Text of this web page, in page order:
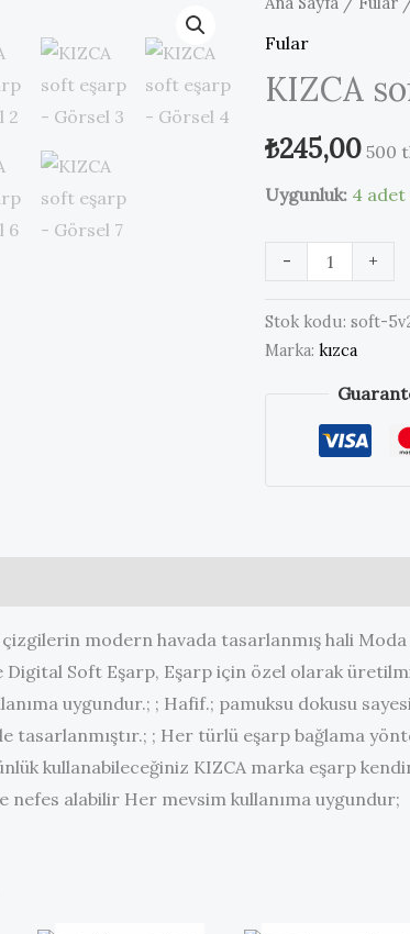
Fular
KIZCA
₺245,00 500
Uygunluk: 4
-
KIZCA
eşarp
adet
+
Stok kodu:soft-
Marka:kızca
çizgilerin modern havada tasarlanmış hali
Digital Soft Eşarp, Eşarp için özel olarak
uygundur.; ; Hafif.; pamuksu dokusu
tasarlanmıştır.; ; Her türlü eşarp bağlama
kullanabileceğiniz KIZCA marka eşarp
nefes alabilir Her mevsim kullanıma uygundur;